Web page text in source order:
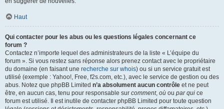
Haut
Qui contacter pour les abus ou les questions légales concernant ce
forum ?
Contactez n’importe lequel des administrateurs de la liste « L’équipe du
forum ». Si vous restez sans réponse alors prenez contact avec le propriétaire
du domaine (en faisant une recherche sur whois) ou si un service gratuit est
utilisé (exemple : Yahoo!, Free, f2s.com, etc.), avec le service de gestion ou des
abus. Notez que phpBB Limited n’a absolument aucun contrôle et ne peut
être, en aucun cas, tenu pour responsable sur comment, où ou par qui ce
forum est utilisé. Il est inutile de contacter phpBB Limited pour toute question